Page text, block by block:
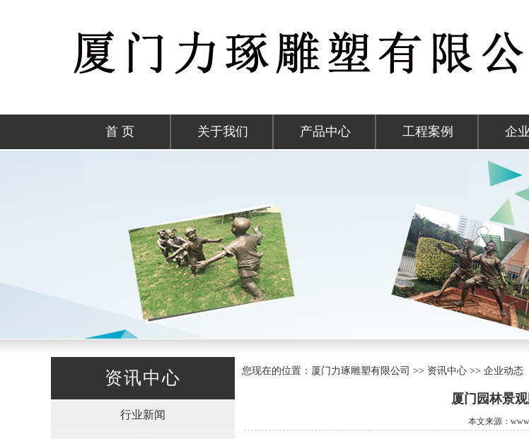
首 页 关于我们 产品中心 工程案例 企
资讯中心
行业新闻
您现在的位置：厦门力琢雕塑有限公司 >> 资讯中心 >> 企业动态
厦门园林景
本文来源：